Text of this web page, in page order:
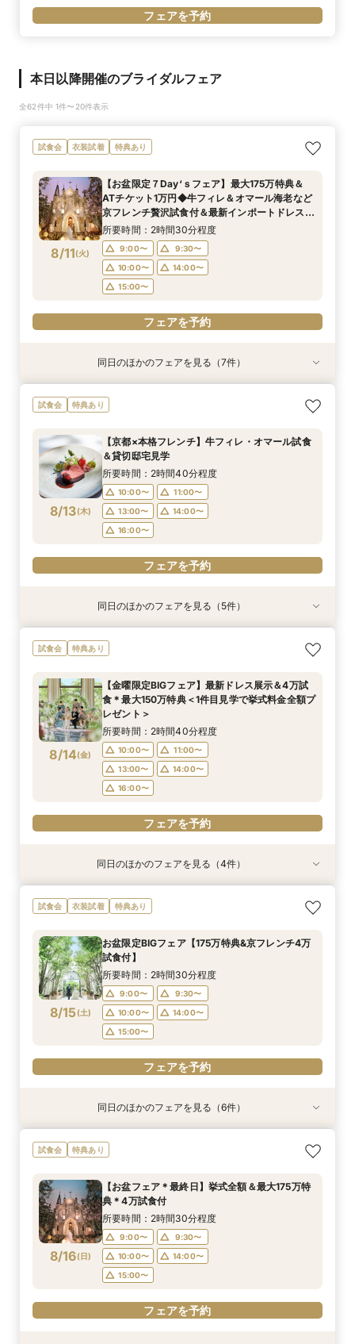
フェアを予約
本日以降開催のブライダルフェア
全62件中 1件〜20件表示
試食会 衣装試着 特典あり
8/11(火)
【お盆限定７Day‘ｓフェア】最大175万特典＆
ATチケット1万円◆牛フィレ＆オマール海老など
京フレンチ贅沢試食付＆最新インポートドレス展
示付きBIGフェア
所要時間：2時間30分程度
9:00〜
9:30〜
10:00〜
14:00〜
15:00〜
フェアを予約
衣装試着 特典あり
8/11(火)
【ペットと一緒の結婚式】大切な家族も一緒の結
婚式をご提案
9:00〜
14:00〜
15:00〜
フェアを予約
衣装試着 特典あり
8/11(火)
【子供と一緒に結婚式】ファミリー婚★キッズス
ペース付フェア
9:00〜
15:00〜
フェアを予約
衣装試着 特典あり
8/11(火)
【予算重視のお二人】全館見学＆見積り相談付き
フェア（試食付）
9:00〜
15:00〜
フェアを予約
特典あり
8/11(火)
【家族で挙式＆会食】当館で一番お得な57万円プ
ラン紹介フェア
9:00〜
14:00〜
15:00〜
16:00〜
フェアを予約
衣装試着 特典あり
8/11(火)
【初めての見学も安心】全館見学＆予算相談＆4
万試食付フェア
9:00〜
14:00〜
15:00〜
17:00〜
フェアを予約
衣装試着 特典あり
8/11(火)
【料理重視◎】京フレンチハーフコース試食付
フェア（4万相当）
9:00〜
フェアを予約
衣装試着 特典あり
8/11(火)
【ドレス試着付】憧れのDESTINY LINE★最高峰
ドレス体験付フェア
9:00〜
14:00〜
15:00〜
17:00〜
フェアを予約
同日のほかのフェアを見る（7件）
試食会 特典あり
8/13(木)
【京都×本格フレンチ】牛フィレ・オマール試食
＆貸切邸宅見学
所要時間：2時間40分程度
10:00〜
11:00〜
13:00〜
14:00〜
16:00〜
フェアを予約
衣装試着 特典あり
8/13(木)
【初めての見学もオススメ】全館見学＆見積もり
相談＆絶品試食付
11:00〜
13:00〜
14:00〜
フェアを予約
特典あり
8/13(木)
【料理重視のお二人へ】全館開放見学&4万試食
付フェア♪
11:00〜
12:00〜
13:00〜
フェアを予約
衣装試着 特典あり
8/13(木)
【マタニティＷ相談会】半年以内ＯＫ＆最大155
万優待付フェア
11:00〜
13:00〜
14:00〜
フェアを予約
衣装試着 特典あり
8/13(木)
【ペットと一緒の結婚式】大切な家族も一緒の結
婚式をご提案
12:00〜
14:30〜
16:00〜
フェアを予約
衣装試着 特典あり
8/13(木)
【予算重視の方◎】平日限定プラン紹介（最大
155万優待）フェア
12:00〜
13:00〜
14:00〜
17:00〜
フェアを予約
同日のほかのフェアを見る（5件）
試食会 特典あり
8/14(金)
【金曜限定BIGフェア】最新ドレス展示＆4万試
食＊最大150万特典＜1件目見学で挙式料金全額プ
レゼント＞
所要時間：2時間40分程度
10:00〜
11:00〜
13:00〜
14:00〜
16:00〜
フェアを予約
衣装試着 特典あり
8/14(金)
【初めての見学もオススメ】全館見学＆見積もり
相談＆絶品試食付
11:00〜
14:00〜
15:00〜
フェアを予約
衣装試着 特典あり
8/14(金)
【10名58万円◆限定プラン紹介】少人数ウエ
ディング相談フェア
12:00〜
16:00〜
フェアを予約
特典あり
8/14(金)
【ドレス特典付】全館ゆったり見学×挙式体験×
花嫁ドレス診断
11:00〜
15:00〜
17:30〜
フェアを予約
特典あり
8/14(金)
【料理重視のお二人へ】全館開放見学&4万試食
付フェア♪
11:00〜
13:00〜
14:00〜
フェアを予約
同日のほかのフェアを見る（4件）
試食会 衣装試着 特典あり
8/15(土)
お盆限定BIGフェア【175万特典&京フレンチ4万
試食付】
所要時間：2時間30分程度
9:00〜
9:30〜
10:00〜
14:00〜
15:00〜
フェアを予約
衣装試着 特典あり
8/15(土)
【マタニティＷ相談会】半年以内ＯＫ＆最大155
万優待付フェア
9:00〜
14:00〜
フェアを予約
衣装試着 特典あり
8/15(土)
【ペットと一緒の結婚式】大切な家族も一緒の結
婚式をご提案
9:00〜
14:00〜
15:00〜
フェアを予約
特典あり
8/15(土)
【家族で挙式＆会食】当館で一番お得な57万円プ
ラン紹介フェア
9:00〜
14:00〜
15:00〜
16:00〜
フェアを予約
衣装試着 特典あり
8/15(土)
【初めての見学も安心】全館見学＆予算相談＆4
万試食付フェア
9:00〜
14:00〜
15:00〜
17:00〜
フェアを予約
衣装試着 特典あり
8/15(土)
【料理重視◎】京フレンチハーフコース試食付
フェア（4万相当）
9:00〜
フェアを予約
衣装試着 特典あり
8/15(土)
【ドレス試着付】憧れのDESTINY LINE★最高峰
ドレス体験付フェア
9:00〜
14:00〜
15:00〜
17:00〜
フェアを予約
同日のほかのフェアを見る（6件）
試食会 特典あり
8/16(日)
【お盆フェア＊最終日】挙式全額＆最大175万特
典＊4万試食付
所要時間：2時間30分程度
9:00〜
9:30〜
10:00〜
14:00〜
15:00〜
フェアを予約